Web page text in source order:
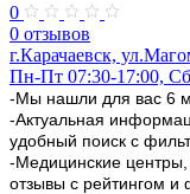
0
0 отзывов
г.Карачаевск,
Пн-Пт 07:30-17:00,
-Мы нашли для вас 6
-Актуальная
удобный поиск с
-Медицинские
отзывы с рейтингом и